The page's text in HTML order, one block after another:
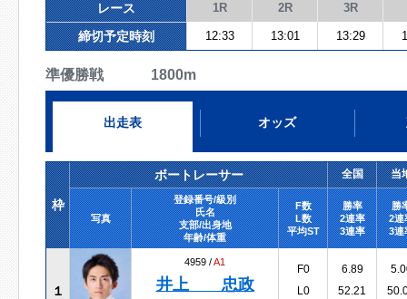
レース 1R 2R 3R
締切予定時刻 12:33 13:01 13:29
準優勝戦 1800m
出走表 オッズ
枠
ボートレーサー 全国 当
写真
登録番号/級別
氏名
支部/出身地
年齢/体重
F数
L数
平均ST
勝率
2連率
3連率
勝
2連
3連
１
4959 /A1
井上 忠政
F0
L0
6.89
52.21